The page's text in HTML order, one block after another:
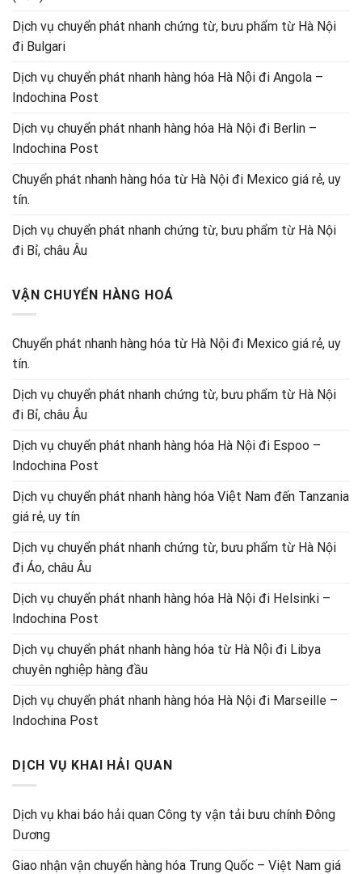
Dịch vụ chuyển phát nhanh chứng từ, bưu phẩm từ Hà Nội
đi Bulgari
Dịch vụ chuyển phát nhanh hàng hóa Hà Nội đi Angola –
Indochina Post
Dịch vụ chuyển phát nhanh hàng hóa Hà Nội đi Berlin –
Indochina Post
Chuyển phát nhanh hàng hóa từ Hà Nội đi Mexico giá rẻ, uy
tín.
Dịch vụ chuyển phát nhanh chứng từ, bưu phẩm từ Hà Nội
đi Bỉ, châu Âu
VẬN CHUYỂN HÀNG HOÁ
Chuyển phát nhanh hàng hóa từ Hà Nội đi Mexico giá rẻ, uy
tín.
Dịch vụ chuyển phát nhanh chứng từ, bưu phẩm từ Hà Nội
đi Bỉ, châu Âu
Dịch vụ chuyển phát nhanh hàng hóa Hà Nội đi Espoo –
Indochina Post
Dịch vụ chuyển phát nhanh hàng hóa Việt Nam đến Tanzania
giá rẻ, uy tín
Dịch vụ chuyển phát nhanh chứng từ, bưu phẩm từ Hà Nội
đi Áo, châu Âu
Dịch vụ chuyển phát nhanh hàng hóa Hà Nội đi Helsinki –
Indochina Post
Dịch vụ chuyển phát nhanh hàng hóa từ Hà Nội đi Libya
chuyên nghiệp hàng đầu
Dịch vụ chuyển phát nhanh hàng hóa Hà Nội đi Marseille –
Indochina Post
DỊCH VỤ KHAI HẢI QUAN
Dịch vụ khai báo hải quan Công ty vận tải bưu chính Đông
Dương
Giao nhận vận chuyển hàng hóa Trung Quốc – Việt Nam giá